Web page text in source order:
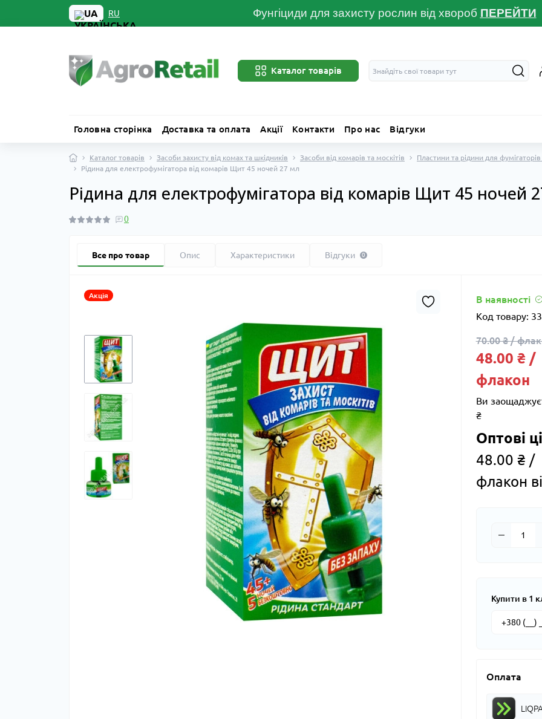
UA RU Фунгіциди для захисту рослин від хвороб ПЕРЕЙТИ
Каталог товарів
Головна сторінка Доставка та оплата Акції Контакти Про нас Відгуки
Каталог товарів Засоби захисту від комах та шкідників Засоби від комарів та москітів
Пластини та рідини для фумігаторів
Рідина для електрофумігатора від комарів Щит 45 ночей 27 мл
Рідина для електрофумігатора від комарів Щит 45 ночей
0
Все про товар Опис Характеристики Відгуки 0
Акція
В наявності
Код товару:
70.00 ₴ /
48.00 ₴ /
флакон
Ви
₴
Оптові
48.00 ₴ /
флакон
Купити в 1
Оплата